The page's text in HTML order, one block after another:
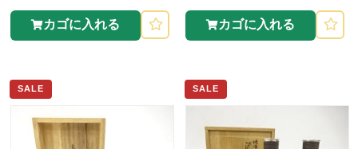
カゴに入れる カゴに入れる
SALE SALE